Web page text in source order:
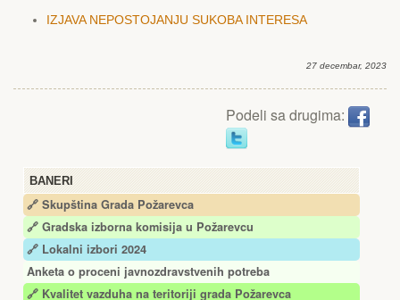
BANERI
🔗 Skupština Grada Požarevca
🔗 Gradska izborna komisija u Požarevcu
🔗 Lokalni izbori 2024
Anketa o proceni javnozdravstvenih potreba
🔗 Kvalitet vazduha na teritoriji grada Požarevca
IZJAVA NЕPOSTOJANJU SUKOBA INTЕRЕSA
27 decembar, 2023
Podeli sa drugima: